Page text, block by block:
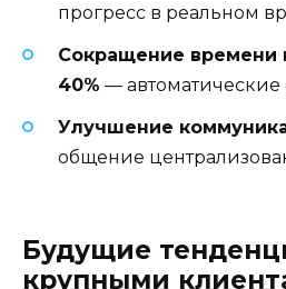
прогресс в реальном
Сокращение времени
40% — автоматические
Улучшение
общение
Будущие
крупными